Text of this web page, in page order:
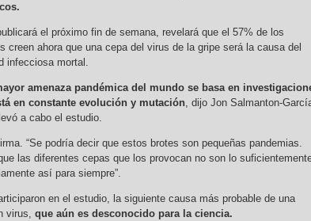
el próximo fin de semana, revelará que el 57% de los
creen ahora que una cepa del virus de la gripe será la causa del
infecciosa mortal.
amenaza pandémica del mundo se basa en
en constante evolución y mutación, dijo Jon Salmanton-
a cabo el estudio.
“Se podría decir que estos brotes son pequeñas pandemias.
las diferentes cepas que los provocan no son lo
así para siempre”.
en el estudio, la siguiente causa más probable de una
virus, que aún es desconocido para la ciencia.